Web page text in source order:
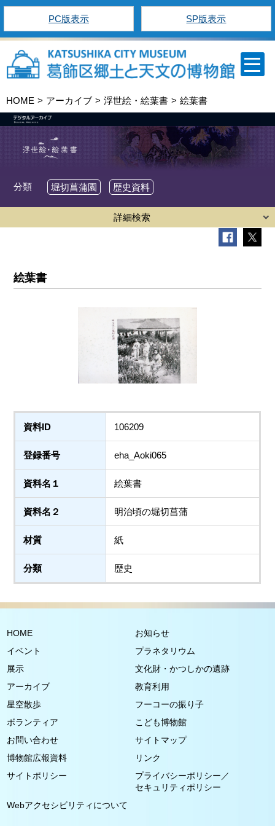
PC版表示 SP版表示
HOME アーカイブ 浮世絵・絵葉書 絵葉書
分類 堀切菖蒲園 歴史資料
詳細検索
絵葉書
資料ID 106209
登録番号 eha_Aoki065
資料名１ 絵葉書
資料名２ 明治頃の堀切菖蒲
材質 紙
分類 歴史
HOME
お知らせ
イベント
プラネタリウム
展示
文化財・かつしかの遺跡
アーカイブ
教育利用
星空散歩
フーコーの振り子
ボランティア
こども博物館
お問い合わせ
サイトマップ
博物館広報資料
リンク
サイトポリシー
プライバシーポリシー／
セキュリティポリシー
Webアクセシビリティについて